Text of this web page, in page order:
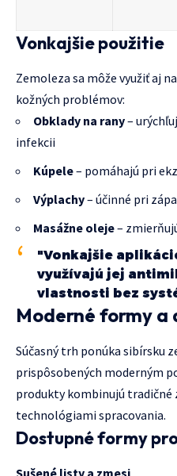
Vonkajšie použitie
Zemoleza sa môže využiť aj
kožných problémov:
Obklady na rany–
infekcii
Kúpele– pomáhajú pri
Výplachy– účinné pri
Masážne oleje–
"Vonkajšie
využívajú jej
vlastnosti bez
Moderné formy a
Súčasný trh ponúka sibírsku
prispôsobených moderným
produkty kombinujú
technológiami spracovania.
Dostupné formy